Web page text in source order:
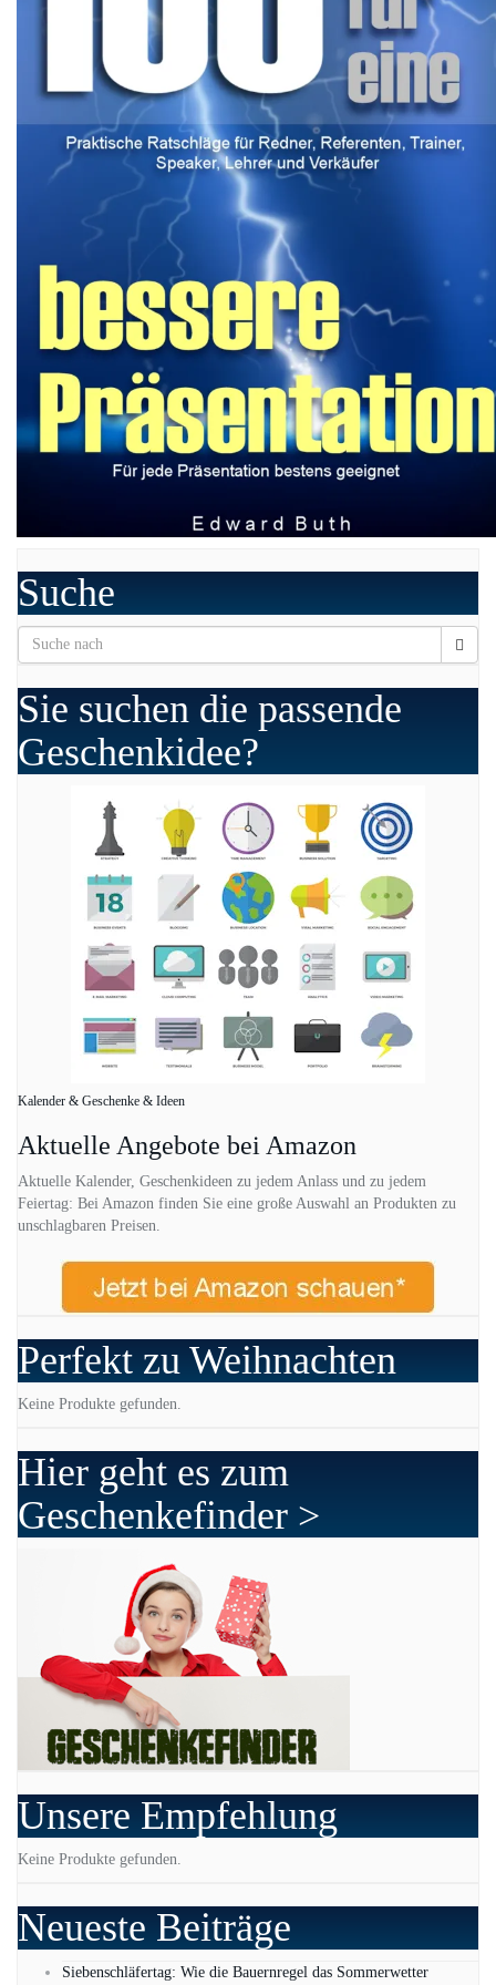
Suche
Sie suchen die passende
Geschenkidee?
Kalender & Geschenke & Ideen
Aktuelle Angebote bei Amazon
Aktuelle Kalender, Geschenkideen zu jedem Anlass und zu jedem
Feiertag: Bei Amazon finden Sie eine große Auswahl an Produkten zu
unschlagbaren Preisen.
Perfekt zu Weihnachten
Keine Produkte gefunden.
Hier geht es zum
Geschenkefinder >
Unsere Empfehlung
Keine Produkte gefunden.
Neueste Beiträge
Siebenschläfertag: Wie die Bauernregel das Sommerwetter